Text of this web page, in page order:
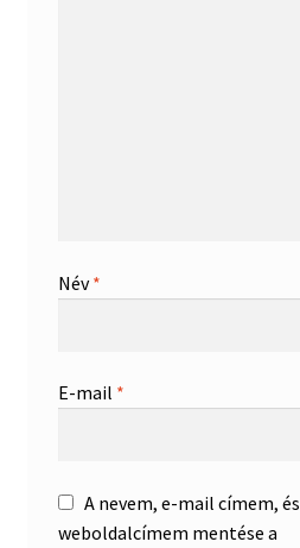
Név*
E-mail *
A nevem, e-mail címem, és
weboldalcímem mentése a